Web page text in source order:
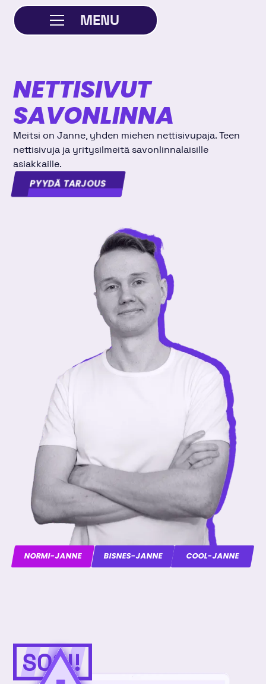
MENU
NETTISIVUT
SAVONLINNA
Meitsi on Janne, yhden miehen nettisivupaja. Teen
nettisivuja ja yritysilmeitä savonlinnalaisille
asiakkaille.
PYYDÄ TARJOUS
NORMI-JANNE BISNES-JANNE COOL-JANNE